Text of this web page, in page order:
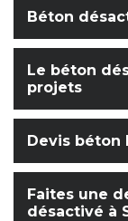
Béton
Le béton
projets
Devis béton
Faites une
désactivé à